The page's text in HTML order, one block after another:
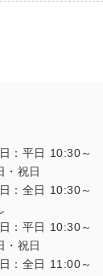
：平日 10:30～
・祝日
：全日 10:30～
：平日 10:30～
・祝日
：全日 11:00～